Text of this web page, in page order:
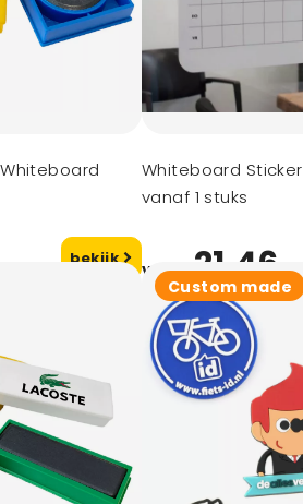
bekijk
Whiteboard Sticker
vanaf 1 stuks
vanaf21,46
Custom made